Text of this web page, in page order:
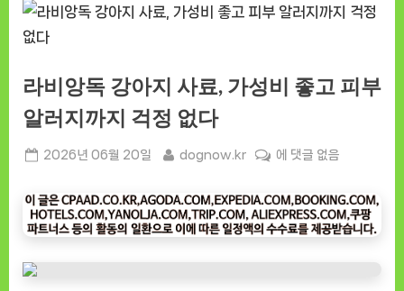
라비앙독 강아지 사료, 가성비 좋고 피부
알러지까지 걱정 없다
Posted
2026년 06월 20일 By
dognow.kr
라
앙
독
강
에 댓글 없음